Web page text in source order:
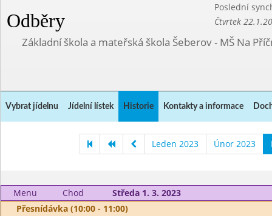
Odběry
Poslední
Čtvrtek
Základní škola a mateřská škola Šeberov - MŠ Na
Vybrat jídelnu Jídelní lístek Historie Kontakty a informace
Leden 2023 Únor 2023
Menu Chod
Středa 1. 3. 2023
Přesnídávka (10:00 - 11:00)